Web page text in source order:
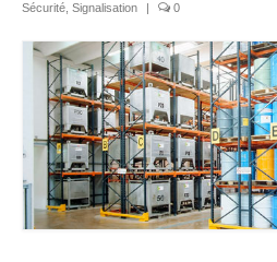
Sécurité Signalisation | 0